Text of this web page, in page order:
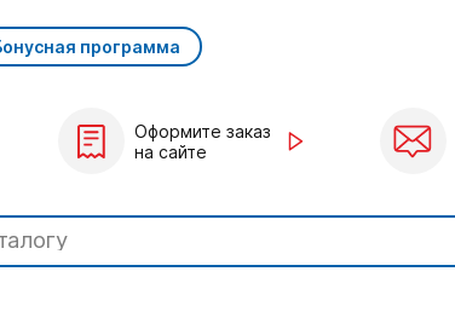
программа
Оформите заказ
на сайте